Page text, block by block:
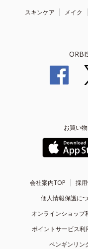
スキンケア メイク
お買い
会社案内TOP 採
個人情報保護に
オンラインショップ
ポイントサービス利
ペンギンリン